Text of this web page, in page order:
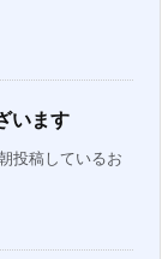
います
投稿しているお